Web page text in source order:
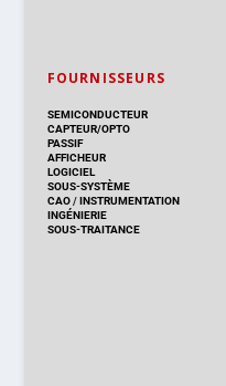
FOURNISSEURS
SEMICONDUCTEUR
CAPTEUR/OPTO
PASSIF
AFFICHEUR
LOGICIEL
SOUS-SYSTÈME
CAO/INSTRUMENTATION
INGÉNIERIE
SOUS-TRAITANCE